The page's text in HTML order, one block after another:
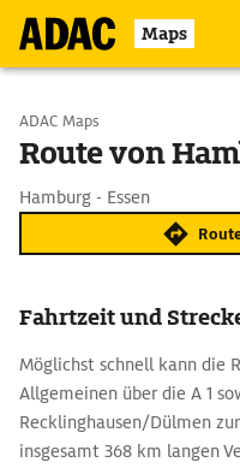
Maps
Start wählen
ADAC Maps
Route von
Hamburg - Essen
Fahrtzeit und
Möglichst schnell kann die
Allgemeinen über die A 1
Recklinghausen/Dülmen
insgesamt 368 km langen